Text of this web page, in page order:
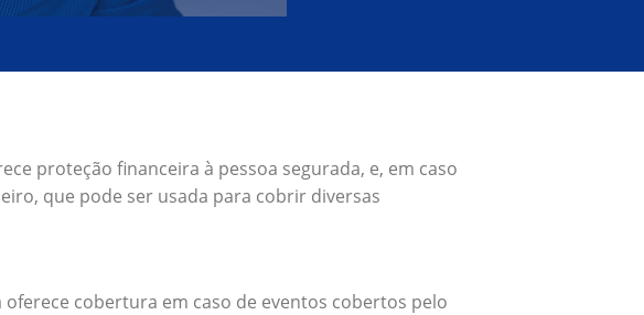
proteção financeira à pessoa segurada, e, em caso
que pode ser usada para cobrir diversas
cobertura em caso de eventos cobertos pelo